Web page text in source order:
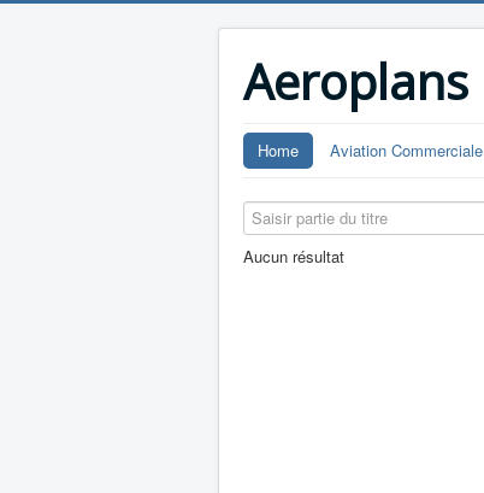
Aeroplans
Home Aviation Commerciale
Saisir partie du titre
Aucun résultat